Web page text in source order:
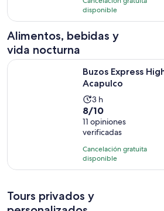
5
opiniones
disponible
Alimentos, bebidas y
vida nocturna
Buzos Express
Acapulco
La
actividad
dura
3
horas
3 h
8.0
de
10
con
11
opiniones
8/10
11 opiniones
verificadas
Cancelación gratuita
disponible
Buzos Express High Cliff en Acapulco
Tours privados y